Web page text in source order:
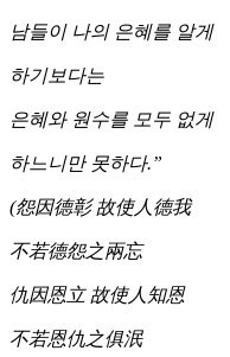
남들이 나의 은혜를 알게
하기보다는
은혜와 원수를 모두 없게
하느니만 못하다.”
(怨因德彰 故使人德我
不若德怨之兩忘
仇因恩立 故使人知恩
不若恩仇之俱泯